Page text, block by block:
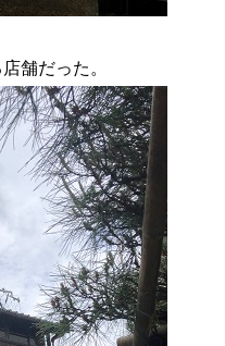
舗だった。